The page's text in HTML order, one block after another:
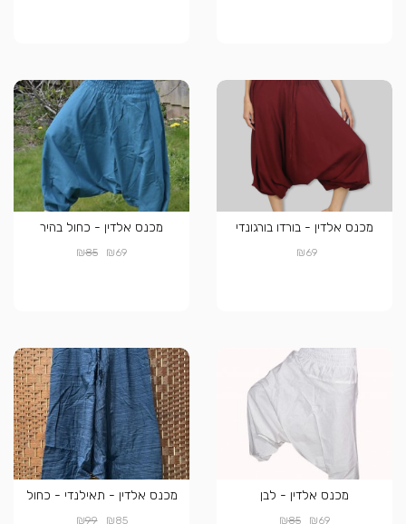
מכנס אלדין - בורדו בורגונדי
₪69
מכנס אלדין - כחול בהיר
₪69
₪85
מכנס אלדין - לבן
₪69
₪85
מכנס אלדין - תאילנדי - כחול
₪85
₪99